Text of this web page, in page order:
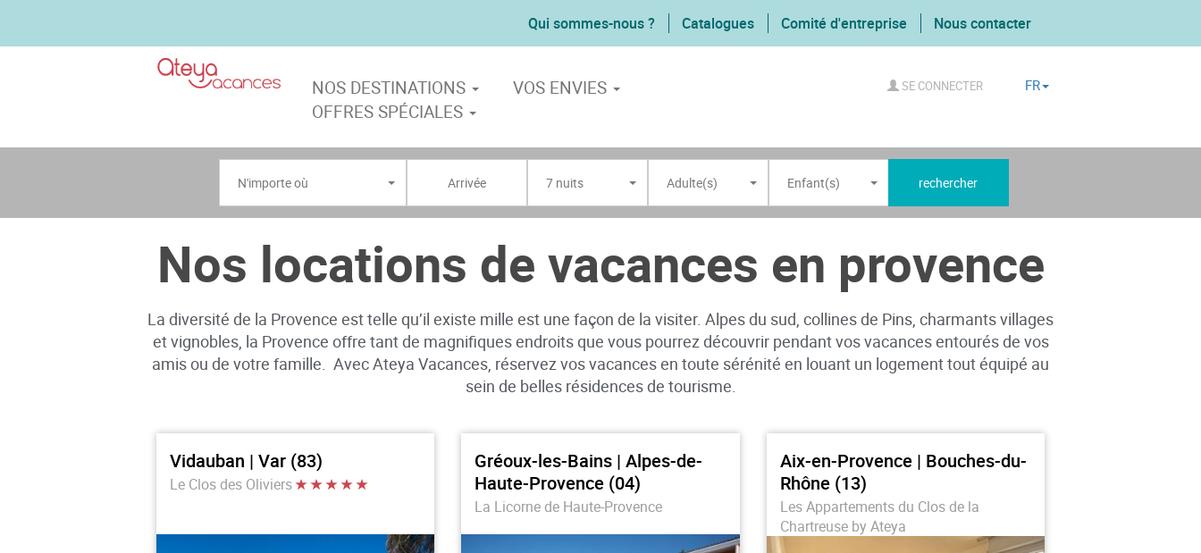
Qui sommes-nous ? Catalogues Comité d'entreprise Nous contacter
NOS DESTINATIONS
VOS ENVIES
OFFRES SPÉCIALES
SE CONNECTER FR
N'importe où 7 nuits Adulte(s) Enfant(s) rechercher
Nos locations de vacances en provence
La diversité de la Provence est telle qu’il existe mille est une façon de la visiter. Alpes du sud, collines de Pins, charmants villages
et vignobles, la Provence offre tant de magnifiques endroits que vous pourrez découvrir pendant vos vacances entourés de vos
amis ou de votre famille. Avec Ateya Vacances, réservez vos vacances en toute sérénité en louant un logement tout équipé au
sein de belles résidences de tourisme.
Vidauban | Var (83)
Le Clos des Oliviers
Gréoux-les-Bains | Alpes-de-
Haute-Provence (04)
La Licorne de Haute-Provence
Aix-en-Provence | Bouches-du-
Rhône (13)
Les Appartements du Clos de la
Chartreuse by Ateya